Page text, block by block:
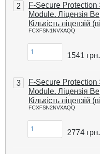
2
F-Secure
Module. Ліцензія
Кількість ліцензій
FCXFSN1NVXAQQ
1541 грн.
3
F-Secure
Module. Ліцензія
Кількість ліцензій
FCXFSN2NVXAQQ
2774 грн.